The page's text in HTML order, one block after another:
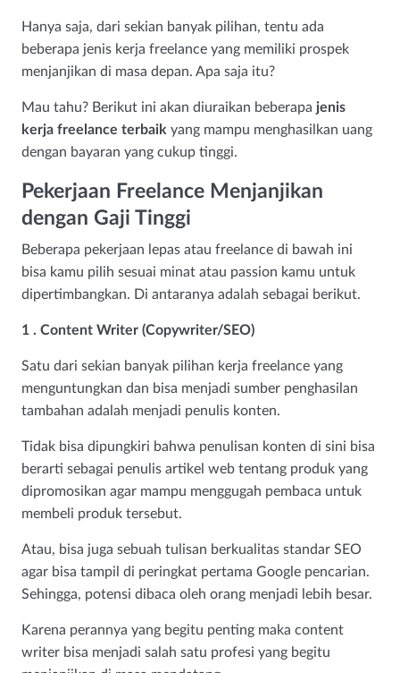
Hanya saja, dari sekian banyak pilihan, tentu ada
beberapa jenis kerja freelance yang memiliki prospek
menjanjikan di masa depan. Apa saja itu?
Mau tahu? Berikut ini akan diuraikan beberapa jenis
kerja freelance terbaik yang mampu menghasilkan uang
dengan bayaran yang cukup tinggi.
Pekerjaan Freelance Menjanjikan
dengan Gaji Tinggi
Beberapa pekerjaan lepas atau freelance di bawah ini
bisa kamu pilih sesuai minat atau passion kamu untuk
dipertimbangkan. Di antaranya adalah sebagai berikut.
1 . Content Writer (Copywriter/SEO)
Satu dari sekian banyak pilihan kerja freelance yang
menguntungkan dan bisa menjadi sumber penghasilan
tambahan adalah menjadi penulis konten.
Tidak bisa dipungkiri bahwa penulisan konten di sini bisa
berarti sebagai penulis artikel web tentang produk yang
dipromosikan agar mampu menggugah pembaca untuk
membeli produk tersebut.
Atau, bisa juga sebuah tulisan berkualitas standar SEO
agar bisa tampil di peringkat pertama Google pencarian.
Sehingga, potensi dibaca oleh orang menjadi lebih besar.
Karena perannya yang begitu penting maka content
writer bisa menjadi salah satu profesi yang begitu